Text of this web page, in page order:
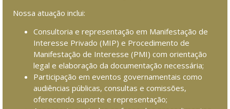
Nossa atuação inclui:
Consultoria e representação em Manifestação de
Interesse Privado (MIP) e Procedimento de
Manifestação de Interesse (PMI) com orientação
legal e elaboração da documentação necessária;
Participação em eventos governamentais como
audiências públicas, consultas e comissões,
oferecendo suporte e representação;